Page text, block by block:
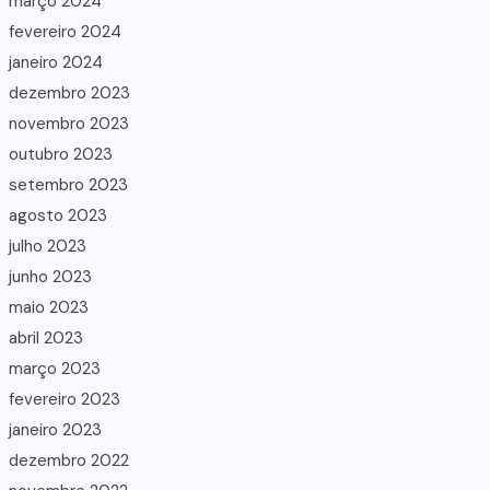
fevereiro 2024
janeiro 2024
dezembro 2023
novembro 2023
outubro 2023
setembro 2023
agosto 2023
julho 2023
junho 2023
maio 2023
abril 2023
março 2023
fevereiro 2023
janeiro 2023
dezembro 2022